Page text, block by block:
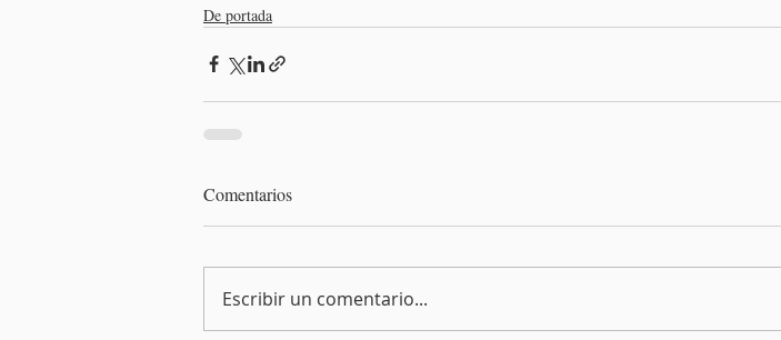
De portada
Comentarios
Escribir un comentario...